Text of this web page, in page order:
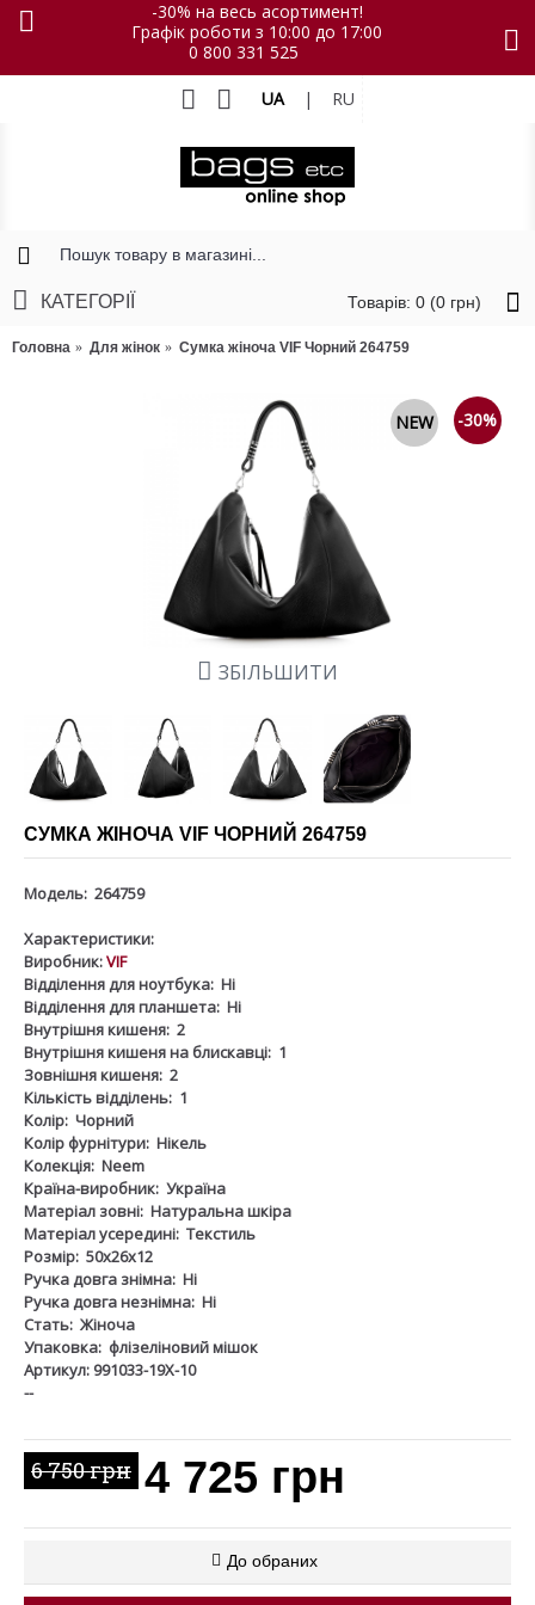
-30% на весь асортимент!
Графік роботи з 10:00 до 17:00
0 800 331 525
UA | RU
Товарів: 0 (0 грн)
КАТЕГОРІЇ
Головна Для жінок Сумка жіноча VIF Чорний 264759
-30%
NEW
ЗБІЛЬШИТИ
СУМКА ЖІНОЧА VIF ЧОРНИЙ 264759
Модель: 264759
Характеристики:
Виробник:VIF
Відділення для ноутбука: Ні
Відділення для планшета: Ні
Внутрішня кишеня: 2
Внутрішня кишеня на блискавці: 1
Зовнішня кишеня: 2
Кількість відділень: 1
Колір: Чорний
Колір фурнітури: Нікель
Колекція: Neem
Країна-виробник: Україна
Матеріал зовні: Натуральна шкіра
Матеріал усередині: Текстиль
Розмір: 50х26х12
Ручка довга знімна: Ні
Ручка довга незнімна: Ні
Стать: Жіноча
Упаковка: флізеліновий мішок
Артикул: 991033-19Х-10
--
6 750 грн 4 725 грн
До обраних